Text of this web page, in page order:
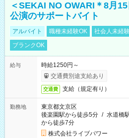
＜SEKAI NO OWARI＊8月
公演のサポートバイト
アルバイト 職種未経験OK 社会人未経
ブランクOK
給与
時給1250円～
交通費別途支給あり
交通費 支給（規定有り）
勤務地
東京都文京区
後楽園駅から徒歩5分 / 水道橋
から徒歩7分
株式会社ライブパワー